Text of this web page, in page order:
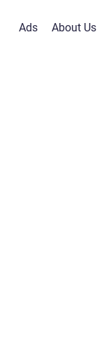
Ads About Us